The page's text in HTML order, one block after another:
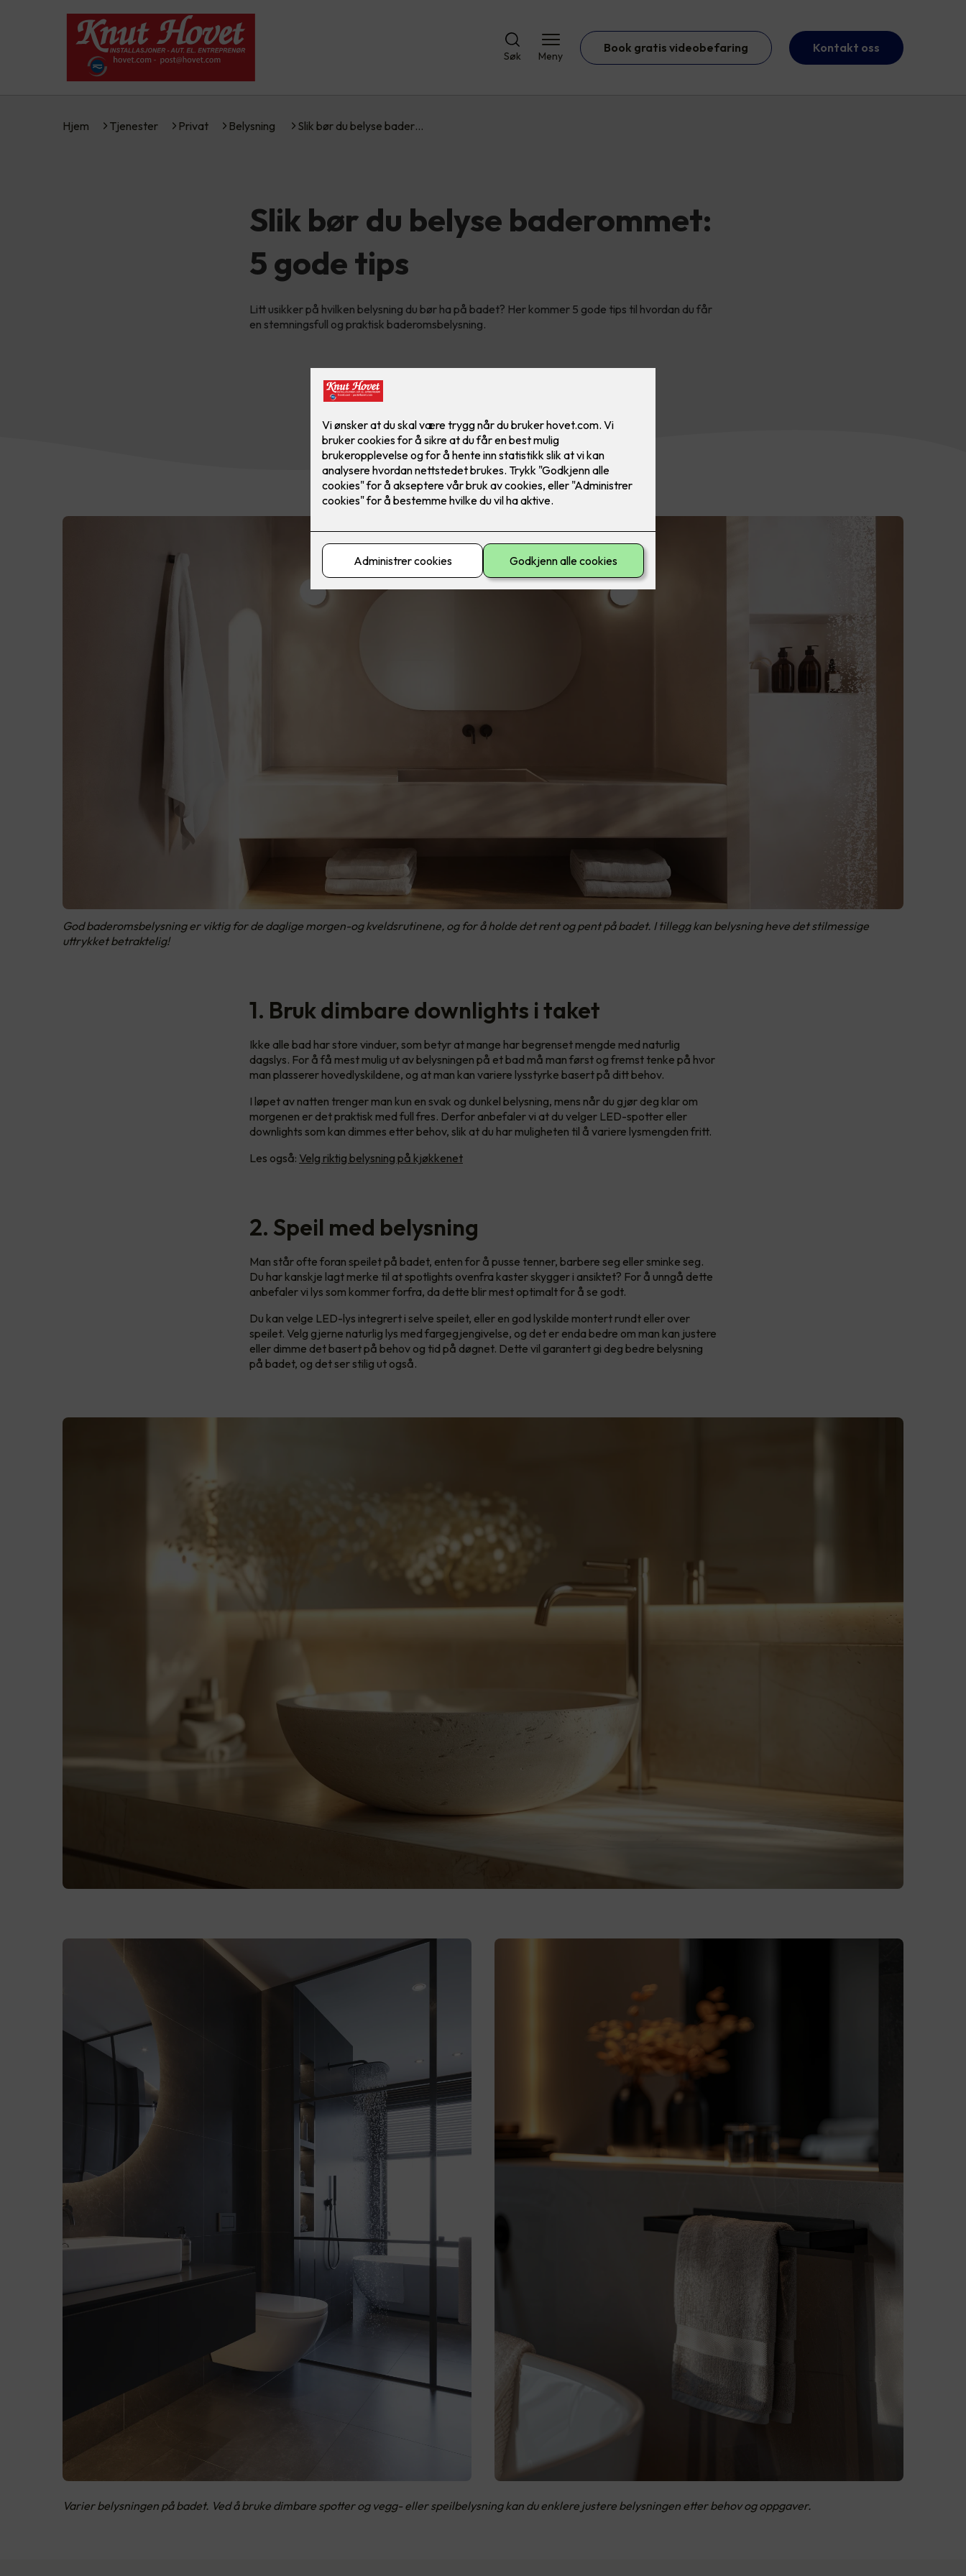
Søk Meny
Book gratis videobefaring Kontakt oss
Hjem Tjenester Privat Belysning Slik bør du belyse bader…
Slik bør du belyse baderommet:
5 gode tips
Litt usikker på hvilken belysning du bør ha på badet? Her kommer 5 gode tips til hvordan du får
en stemningsfull og praktisk baderomsbelysning.
God baderomsbelysning er viktig for de daglige morgen-og kveldsrutinene, og for å holde det rent og pent på badet. I tillegg kan belysning heve det stilmessige
uttrykket betraktelig!
1. Bruk dimbare downlights i taket
Ikke alle bad har store vinduer, som betyr at mange har begrenset mengde med naturlig
dagslys. For å få mest mulig ut av belysningen på et bad må man først og fremst tenke på hvor
man plasserer hovedlyskildene, og at man kan variere lysstyrke basert på ditt behov.
I løpet av natten trenger man kun en svak og dunkel belysning, mens når du gjør deg klar om
morgenen er det praktisk med full fres. Derfor anbefaler vi at du velger LED-spotter eller
downlights som kan dimmes etter behov, slik at du har muligheten til å variere lysmengden fritt.
Les også: Velg riktig belysning på kjøkkenet
2. Speil med belysning
Man står ofte foran speilet på badet, enten for å pusse tenner, barbere seg eller sminke seg.
Du har kanskje lagt merke til at spotlights ovenfra kaster skygger i ansiktet? For å unngå dette
anbefaler vi lys som kommer forfra, da dette blir mest optimalt for å se godt.
Du kan velge LED-lys integrert i selve speilet, eller en god lyskilde montert rundt eller over
speilet. Velg gjerne naturlig lys med fargegjengivelse, og det er enda bedre om man kan justere
eller dimme det basert på behov og tid på døgnet. Dette vil garantert gi deg bedre belysning
på badet, og det ser stilig ut også.
Varier belysningen på badet. Ved å bruke dimbare spotter og vegg- eller speilbelysning kan du enklere justere belysningen etter behov og oppgaver.